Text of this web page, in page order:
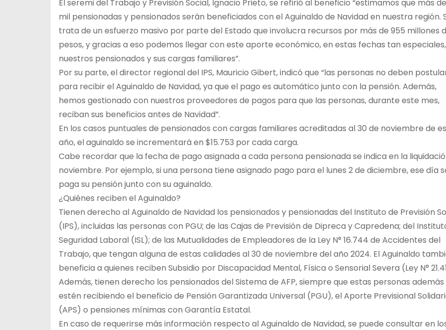
El seremi del Trabajo y Previsión Social, Ignacio Prieto, se refirió al beneficio “estimamos que más
mil pensionadas y pensionados serán beneficiados con el Aguinaldo de Navidad en nuestra región.
trata de un esfuerzo masivo por parte del Estado que involucra recursos por más de 955 millones
pesos, y gracias a eso podemos llegar con este aporte económico, en estas fechas tan
nuestros pensionados y sus cargas familiares”.
Por su parte, el director regional del IPS, Mauricio Gibert, indicó que “las personas no deben
para recibir el Aguinaldo de Navidad, ya que el pago es automático junto con la pensión. Además,
hemos gestionado con nuestros proveedores de pagos para que las personas, durante este mes,
reciban sus beneficios antes de Navidad”.
En los casos puntuales de pensionados con cargas familiares acreditadas al 30 de noviembre de
año, el aguinaldo se incrementará en $15.753 por cada carga.
Cabe recordar que la fecha de pago asignada a cada persona pensionada se indica en la
noviembre. Por ejemplo, si una persona tiene asignado pago para el lunes 2 de diciembre, ese día
paga su pensión junto con su aguinaldo.
¿Quiénes reciben el Aguinaldo?
Tienen derecho al Aguinaldo de Navidad los pensionados y pensionadas del Instituto de Previsión
(IPS), incluidas las personas con PGU; de las Cajas de Previsión de Dipreca y Capredena; del
Seguridad Laboral (ISL); de las Mutualidades de Empleadores de la Ley N° 16.744 de Accidentes del
Trabajo, que tengan alguna de estas calidades al 30 de noviembre del año 2024. El Aguinaldo
beneficia a quienes reciben Subsidio por Discapacidad Mental, Física o Sensorial Severa (Ley N°
Además, tienen derecho los pensionados del Sistema de AFP, siempre que estas personas además
estén recibiendo el beneficio de Pensión Garantizada Universal (PGU), el Aporte Previsional
(APS) o pensiones mínimas con Garantía Estatal.
En caso de requerirse más información respecto al Aguinaldo de Navidad, se puede consultar en